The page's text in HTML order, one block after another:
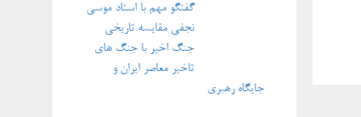
گفتگو مهم با استاد موسی
نجفی مقایسه تاریخی
جنگ اخیر با جنگ های
تاخیر معاصر ایران و
جایگاه رهبری